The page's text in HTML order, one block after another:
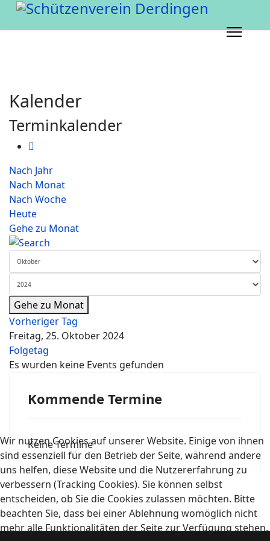
Kalender
Terminkalender
Nach Jahr
Nach Monat
Nach Woche
Heute
Gehe zu Monat
Gehe zu Monat
Vorheriger Tag
Freitag, 25. Oktober 2024
Folgetag
Es wurden keine Events gefunden
Kommende Termine
Keine Termine
Wir nutzen Cookies auf unserer Website. Einige von ihnen
sind essenziell für den Betrieb der Seite, während andere
uns helfen, diese Website und die Nutzererfahrung zu
verbessern (Tracking Cookies). Sie können selbst
entscheiden, ob Sie die Cookies zulassen möchten. Bitte
beachten Sie, dass bei einer Ablehnung womöglich nicht
mehr alle Funktionalitäten der Seite zur Verfügung stehen.